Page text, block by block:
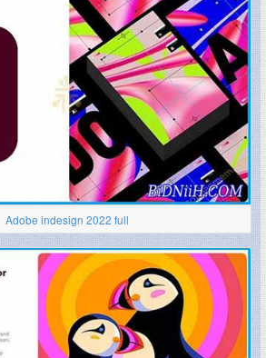
Adobe indesign 2022 full